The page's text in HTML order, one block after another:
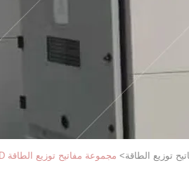
توزيع الطاقة> مجموعة مفاتيح توزيع الطاقة GGD